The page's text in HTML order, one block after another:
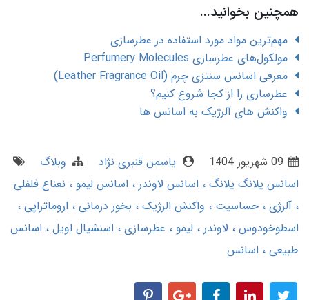
همچنین بخوانید...
مهم‌ترین مواد مورد استفاده در عطرسازی
مولکول‌های عطرسازی Perfumery Molecules
معرفی اسانس سنتزی چرم (Leather Fragrance Oil)
عطرسازی را از کجا شروع کنیم؟
واکنش های آلرژیک به اسانس ها
یاسمن قنبری نژاد
وبلاگ
اسانس یلانگ یلانگ
اسانس لاوندر اسانس لیمو
نعناع فلفلی
آلرژی حساسیت واکنش الرژیک بخور درمانی
اروماتراپی
اسطوخودوس
لاوندر لیمو عطرسازی اسنشیال اویل
اسانس
طبیعی
اسانس